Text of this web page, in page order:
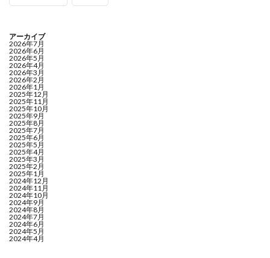
アーカイブ
2026年7月
2026年6月
2026年5月
2026年4月
2026年3月
2026年2月
2026年1月
2025年12月
2025年11月
2025年10月
2025年9月
2025年8月
2025年7月
2025年6月
2025年5月
2025年4月
2025年3月
2025年2月
2025年1月
2024年12月
2024年11月
2024年10月
2024年9月
2024年8月
2024年7月
2024年6月
2024年5月
2024年4月